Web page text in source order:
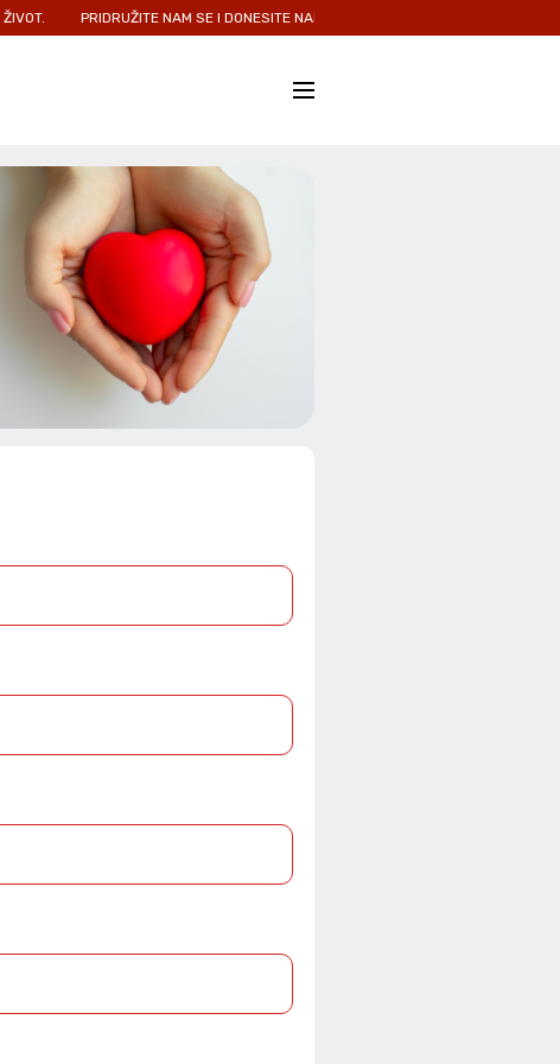
PRIDRUŽITE NAM SE I DONESITE NADU I LJUBAV ONIMA KOJIMA JE